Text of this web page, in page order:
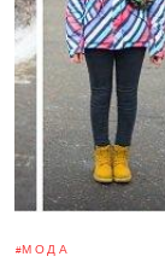
МОДА